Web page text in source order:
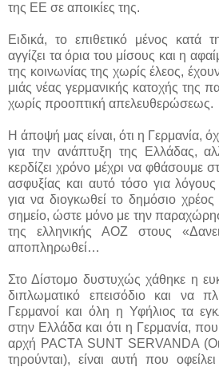
της ΕΕ σε αποικίες της.
Ειδικά, το επιθετικό μένος κατά
αγγίζει τα όρια του μίσους και η
της κοινωνίας της χωρίς έλεος,
μιάς νέας γερμανικής κατοχής της
χωρίς προοπτική απελευθερώσεως.
Η άποψή μας είναι, ότι η Γερμανία,
για την ανάπτυξη της Ελλάδας,
κερδίζει χρόνο μέχρι να φθάσουμε
ασφυξίας και αυτό τόσο για
για να διογκωθεί το δημόσιο
σημείο, ώστε μόνο με την
της ελληνικής ΑΟΖ στους
αποπληρωθεί…
Στο Δίστομο δυστυχώς χάθηκε η
διπλωματικό επεισόδιο και να
Γερμανοί και όλη η Υφήλιος τα
στην Ελλάδα και ότι η Γερμανία,
αρχή PACTA SUNT SERVANDA
τηρούνται), είναι αυτή που